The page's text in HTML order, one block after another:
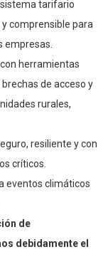
tarifario
comprensible para
empresas.
herramientas
de acceso y
rurales,
resiliente y con
críticos.
eventos climáticos
de
debidamente el